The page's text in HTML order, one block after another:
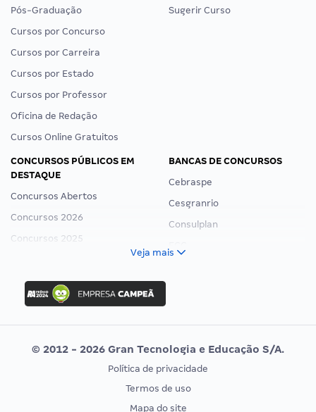
Pós-Graduação
Cursos por Concurso
Cursos por Carreira
Cursos por Estado
Cursos por Professor
Oficina de Redação
Cursos Online Gratuitos
Sugerir Curso
CONCURSOS PÚBLICOS EM
DESTAQUE
Concursos Abertos
Concursos 2026
Concursos 2025
Concurso Ibama
Concurso MPU
Editais publicados
BANCAS DE CONCURSOS
Cebraspe
Cesgranrio
Consulplan
Vunesp
CONCURSOS POR PROFISSÃO
EXAME DE ORDEM
Veja mais
© 2012 - 2026 Gran Tecnologia e Educação S/A.
Política de privacidade
Termos de uso
Mapa do site